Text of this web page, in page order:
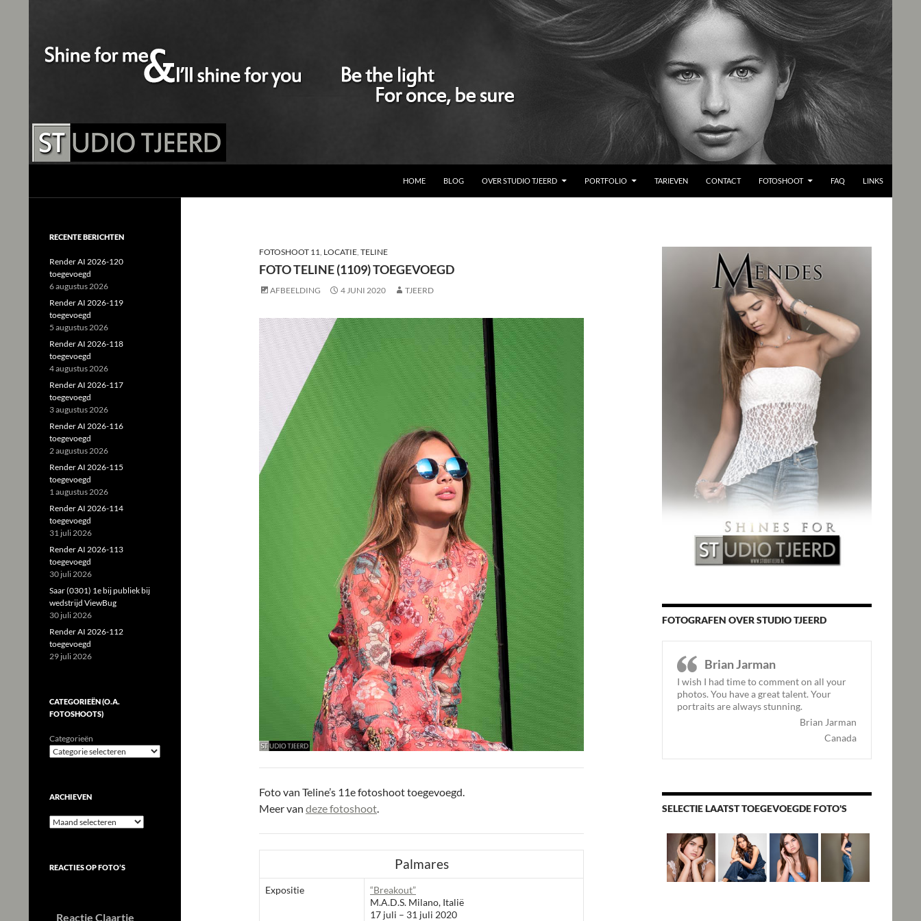
HOME
BLOG OVER STUDIO TJEERD PORTFOLIO TARIEVEN CONTACT FOTOSHOOT FAQ LINKS
FOTOSHOOT 11, LOCATIE, TELINE
FOTO TELINE (1109) TOEGEVOEGD
AFBEELDING 4 JUNI 2020 TJEERD
Foto van Teline’s 11e fotoshoot toegevoegd.
Meer van deze fotoshoot.
Palmares
Expositie
“Breakout”
M.A.D.S. Milano, Italië
17 juli – 31 juli 2020
FOTOGRAFEN OVER STUDIO TJEERD
Brian Jarman
I wish I had time to comment on all your
photos. You have a great talent. Your
portraits are always stunning.
Brian Jarman
Canada
SELECTIE LAATST TOEGEVOEGDE FOTO'S
RECENTE BERICHTEN
Render AI 2026-120
toegevoegd
6 augustus 2026
Render AI 2026-119
toegevoegd
5 augustus 2026
Render AI 2026-118
toegevoegd
4 augustus 2026
Render AI 2026-117
toegevoegd
3 augustus 2026
Render AI 2026-116
toegevoegd
2 augustus 2026
Render AI 2026-115
toegevoegd
1 augustus 2026
Render AI 2026-114
toegevoegd
31 juli 2026
Render AI 2026-113
toegevoegd
30 juli 2026
Saar (0301) 1e bij publiek bij
wedstrijd ViewBug
30 juli 2026
Render AI 2026-112
toegevoegd
29 juli 2026
CATEGORIEËN (O.A.
FOTOSHOOTS)
Categorieën
ARCHIEVEN
Archieven
REACTIES OP FOTO’S
Reactie Claartje